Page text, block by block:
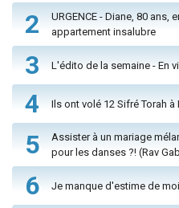
2
URGENCE - Diane, 80 ans,
appartement insalubre
3 L'édito de la semaine - En
4 Ils ont volé 12 Sifré Torah
5
Assister à un mariage
pour les danses ?! (Rav
6 Je manque d'estime de